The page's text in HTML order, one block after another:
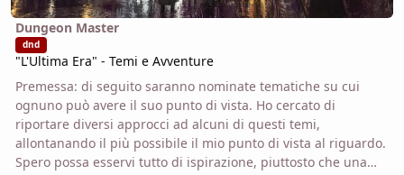
Dungeon Master
dnd
"L'Ultima Era" - Temi e Avventure
Premessa: di seguito saranno nominate tematiche su cui
ognuno può avere il suo punto di vista. Ho cercato di
riportare diversi approcci ad alcuni di questi temi,
allontanando il più possibile il mio punto di vista al riguardo.
Spero possa esservi tutto di ispirazione, piuttosto che una